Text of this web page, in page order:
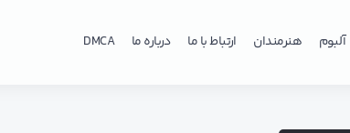
آلبوم هنرمندان ارتباط با ما درباره ما DMCA